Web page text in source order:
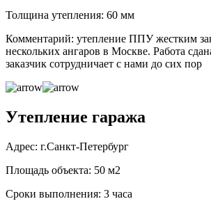
Толщина утепления: 60 мм
Комментарий: утепление ППУ жестким
нескольких ангаров в Москве. Работа
заказчик сотрудничает с нами до сих пор
Утепление гаража
Адрес: г.Санкт-Петербург
Площадь объекта: 50 м2
Сроки выполнения: 3 часа